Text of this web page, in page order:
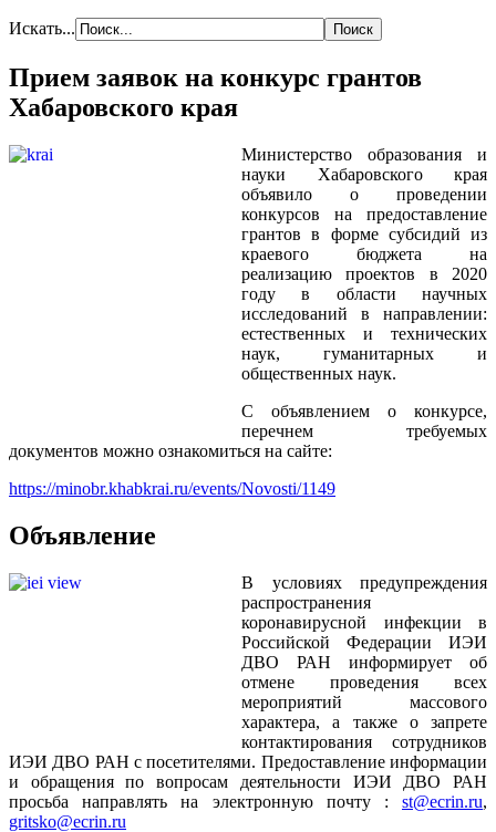
Искать...
Прием заявок на конкурс грантов
Хабаровского края
Министерство образования и
науки Хабаровского края
объявило о проведении
конкурсов на предоставление
грантов в форме субсидий из
краевого бюджета на
реализацию проектов в 2020
году в области научных
исследований в направлении:
естественных и технических
наук, гуманитарных и
общественных наук.
С объявлением о конкурсе,
перечнем требуемых
документов можно ознакомиться на сайте:
https://minobr.khabkrai.ru/events/Novosti/1149
Объявление
В условиях предупреждения
распространения
коронавирусной инфекции в
Российской Федерации ИЭИ
ДВО РАН информирует об
отмене проведения всех
мероприятий массового
характера, а также о запрете
контактирования сотрудников
ИЭИ ДВО РАН с посетителями. Предоставление информации
и обращения по вопросам деятельности ИЭИ ДВО РАН
просьба направлять на электронную почту : st@ecrin.ru,
gritsko@ecrin.ru